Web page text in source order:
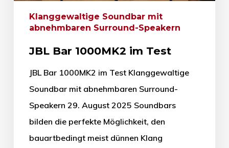
Klanggewaltige Soundbar mit
abnehmbaren Surround-Speakern
JBL Bar 1000MK2 im Test
JBL Bar 1000MK2 im Test Klanggewaltige
Soundbar mit abnehmbaren Surround-
Speakern 29. August 2025 Soundbars
bilden die perfekte Möglichkeit, den
bauartbedingt meist dünnen Klang